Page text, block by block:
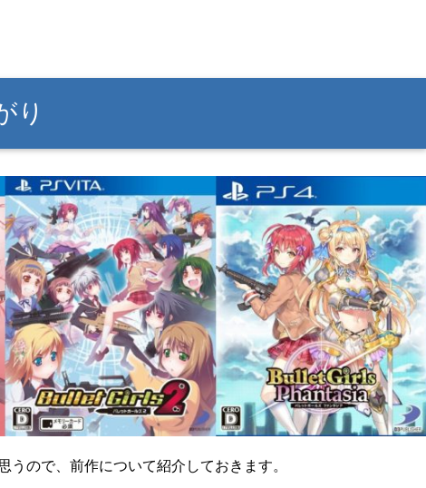
り
うので、前作について紹介しておきます。